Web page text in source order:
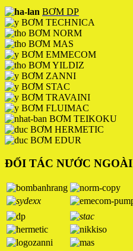
BƠM DP
BƠM TECHNICA
BƠM NORM
BƠM MAS
BƠM EMMECOM
BƠM YILDIZ
BƠM ZANNI
BƠM STAC
BƠM TRAVAINI
BƠM FLUIMAC
BƠM TEIKOKU
BƠM HERMETIC
BƠM EDUR
ĐỐI TÁC NƯỚC NGOÀI